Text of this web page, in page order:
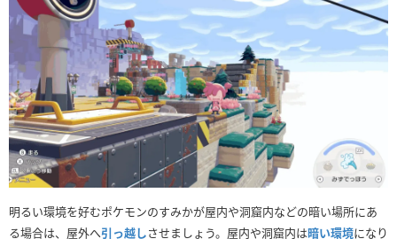
明るい環境を好むポケモンのすみかが屋内や洞窟内などの暗い場所にあ
る場合は、屋外へ引っ越しさせましょう。屋内や洞窟内は暗い環境になり